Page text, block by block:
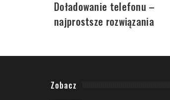
Doładowanie telefonu –
najprostsze rozwiązania
Zobacz